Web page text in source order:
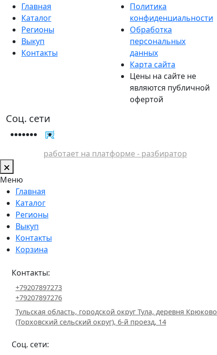
Главная
Каталог
Регионы
Выкуп
Контакты
Политика
конфиденциальности
Обработка
персональных
данных
Карта сайта
Цены на сайте не
являются публичной
офертой
Соц. сети
работает на платформе - разбиратор
Меню
Главная
Каталог
Регионы
Выкуп
Контакты
Корзина
Контакты:
+79207897273
+79207897276
Тульская область, городской округ Тула, деревня Крюково
(Торховский сельский округ), 6-й проезд, 14
Соц. сети: